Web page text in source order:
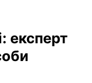
експерт